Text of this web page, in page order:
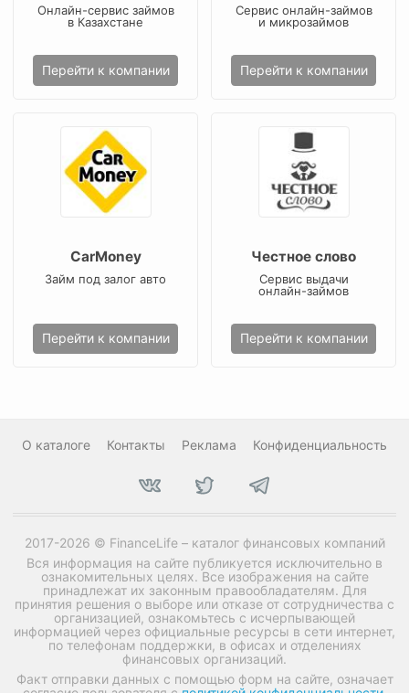
Онлайн-сервис займов
в Казахстане
Перейти к компании
Сервис онлайн-займов
и микрозаймов
Перейти к компании
CarMoney
Займ под залог авто
Перейти к компании
Честное слово
Сервис выдачи
онлайн-займов
Перейти к компании
О каталоге Контакты Реклама Конфиденциальность
2017-2026 © FinanceLife – каталог финансовых компаний
Вся информация на сайте публикуется исключительно в
ознакомительных целях. Все изображения на сайте
принадлежат их законным правообладателям. Для
принятия решения о выборе или отказе от сотрудничества с
организацией, ознакомьтесь с исчерпывающей
информацией через официальные ресурсы в сети интернет,
по телефонам поддержки, в офисах и отделениях
финансовых организаций.
Факт отправки данных с помощью форм на сайте, означает